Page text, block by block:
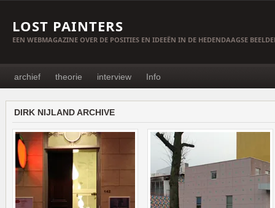
LOST PAINTERS
EEN WEBMAGAZINE OVER DE POSITIES EN IDEEËN IN DE HEDENDAAGSE
archief theorie interview Info
DIRK NIJLAND ARCHIVE